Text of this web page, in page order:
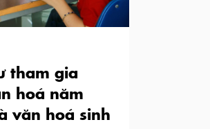
tham gia
hoá năm
văn hoá sinh